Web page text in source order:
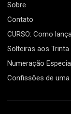
Sobre
Contato
CURSO: Como
Solteiras aos Trinta
Numeração
Confissões de